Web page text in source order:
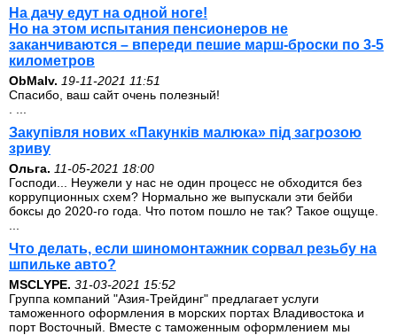
На дачу едут на одной ноге!
Но на этом испытания пенсионеров не
заканчиваются – впереди пешие марш-броски по 3-5
километров
ОbMalv. 19-11-2021 11:51
Спасибо, ваш сайт очень полезный!
Закупівля нових «Пакунків малюка» під загрозою
зриву
Ольга. 11-05-2021 18:00
Господи... Неужели у нас не один процесс не обходится без
коррупционных схем? Нормально же выпускали эти бейби
боксы до 2020-го года. Что потом пошло не так? Такое ощуще.
Что делать, если шиномонтажник сорвал резьбу на
шпильке авто?
MSCLYPE. 31-03-2021 15:52
Группа компаний "Азия-Трейдинг" предлагает услуги
таможенного оформления в морских портах Владивостока и
порт Восточный. Вместе с таможенным оформлением мы